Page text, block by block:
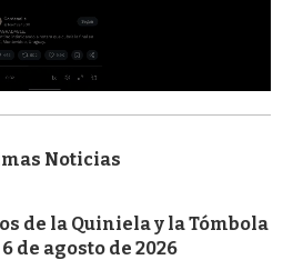
Noticias
de la Quiniela y la Tómbola
de agosto de 2026